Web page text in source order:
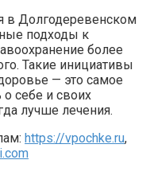
в Долгодеревенском
подходы к
более
Такие инициативы
— это самое
о себе и своих
лучше лечения.
https://vpochke.ru,